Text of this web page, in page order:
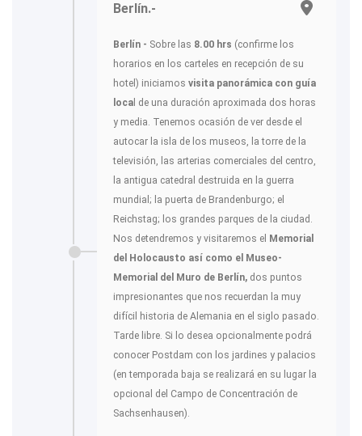
Berlín.-
Berlín - Sobre las 8.00 hrs (confirme los
horarios en los carteles en recepción de su
hotel) iniciamos visita panorámica con guía
loca l de una duración aproximada dos horas
y media. Tenemos ocasión de ver desde el
autocar la isla de los museos, la torre de la
televisión, las arterias comerciales del centro,
la antigua catedral destruida en la guerra
mundial; la puerta de Brandenburgo; el
Reichstag; los grandes parques de la ciudad.
Nos detendremos y visitaremos el Memorial
del Holocausto así como el Museo-
Memorial del Muro de Berlín, dos puntos
impresionantes que nos recuerdan la muy
difícil historia de Alemania en el siglo pasado.
Tarde libre. Si lo desea opcionalmente podrá
conocer Postdam con los jardines y palacios
(en temporada baja se realizará en su lugar la
opcional del Campo de Concentración de
Sachsenhausen).